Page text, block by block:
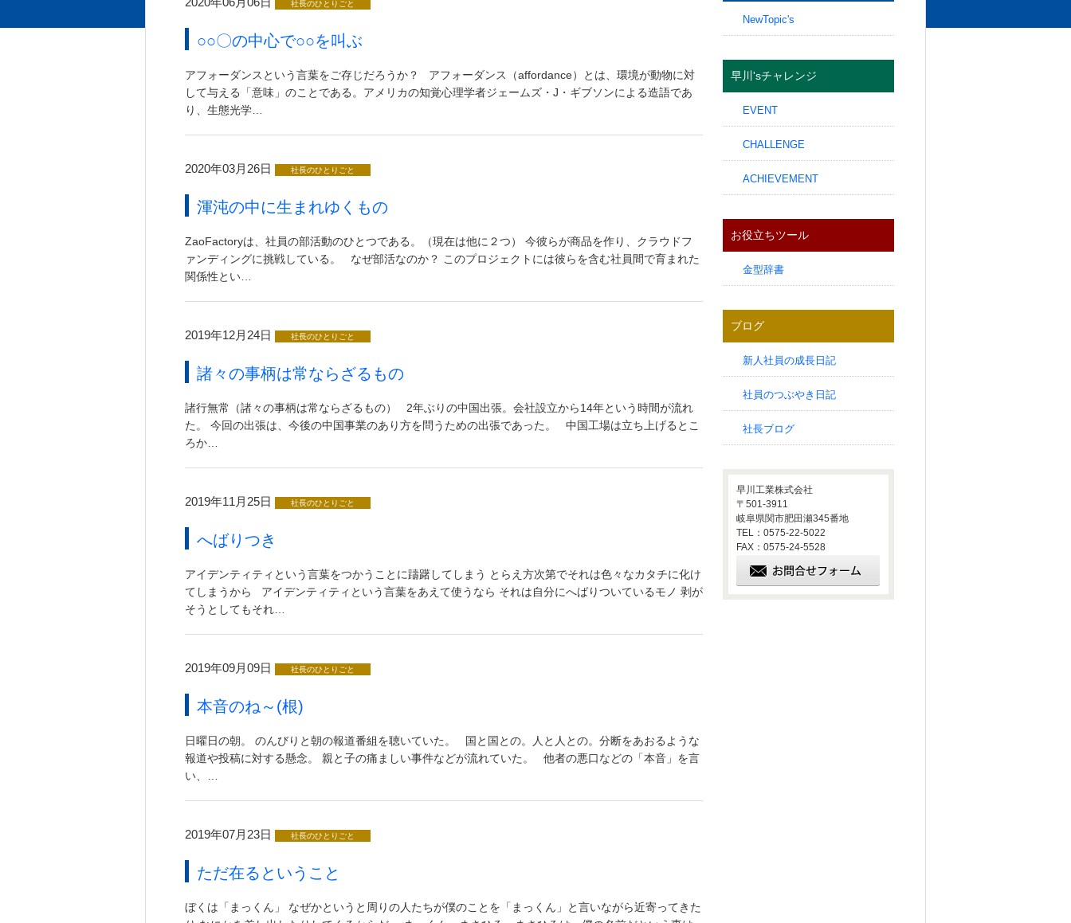
社長のひとりごと
○○〇の中心で○○を叫ぶ
アフォーダンスという言葉をご存じだろうか？ アフォーダンス（affordance）とは、環境が動物に対
して与える「意味」のことである。アメリカの知覚心理学者ジェームズ・J・ギブソンによる造語であ
り、生態光学…
2020年03月26日 社長のひとりごと
渾沌の中に生まれゆくもの
ZaoFactoryは、社員の部活動のひとつである。（現在は他に２つ） 今彼らが商品を作り、クラウドフ
ァンディングに挑戦している。 なぜ部活なのか？ このプロジェクトには彼らを含む社員間で育まれた
関係性とい…
2019年12月24日 社長のひとりごと
諸々の事柄は常ならざるもの
諸行無常（諸々の事柄は常ならざるもの） 2年ぶりの中国出張。会社設立から14年という時間が流れ
た。 今回の出張は、今後の中国事業のあり方を問うための出張であった。 中国工場は立ち上げるとこ
ろか…
2019年11月25日 社長のひとりごと
へばりつき
アイデンティティという言葉をつかうことに躊躇してしまう とらえ方次第でそれは色々なカタチに化け
てしまうから アイデンティティという言葉をあえて使うなら それは自分にへばりついているモノ 剥が
そうとしてもそれ…
2019年09月09日 社長のひとりごと
本音のね～(根)
日曜日の朝。 のんびりと朝の報道番組を聴いていた。 国と国との。人と人との。分断をあおるような
報道や投稿に対する懸念。 親と子の痛ましい事件などが流れていた。 他者の悪口などの「本音」を言
い、…
2019年07月23日 社長のひとりごと
ただ在るということ
ぼくは「まっくん」 なぜかというと周りの人たちが僕のことを「まっくん」と言いながら近寄ってきた
NewTopic's
早川'sチャレンジ
EVENT
CHALLENGE
ACHIEVEMENT
お役立ちツール
金型辞書
ブログ
新人社員の成長日記
社員のつぶやき日記
社長ブログ
早川工業株式会社
〒501-3911
岐阜県関市肥田瀬345番地
TEL：0575-22-5022
FAX：0575-24-5528